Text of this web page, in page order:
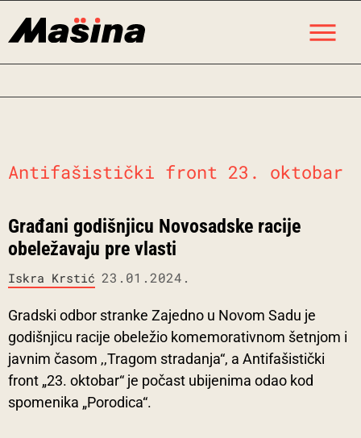
Antifašistički front 23. oktobar
Građani godišnjicu Novosadske racije
obeležavaju pre vlasti
Iskra Krstić 23.01.2024.
Gradski odbor stranke Zajedno u Novom Sadu je
godišnjicu racije obeležio komemorativnom šetnjom i
javnim časom ,,Tragom stradanja“, a Antifašistički
front „23. oktobar“ je počast ubijenima odao kod
spomenika „Porodica“.